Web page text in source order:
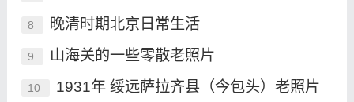
8 晚清时期北京日常生活
9 山海关的一些零散老照片
10 1931年 绥远萨拉齐县（今包头）老照片